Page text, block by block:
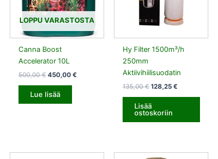
LOPPU VARASTOSTA
Canna Boost
Accelerator 10L
500,00€ 450,00€
Lue lisää
Hy Filter 1500m³/h
250mm
Aktiivihiilisuodatin
135,00€ 128,25€
Lisää
ostoskoriin